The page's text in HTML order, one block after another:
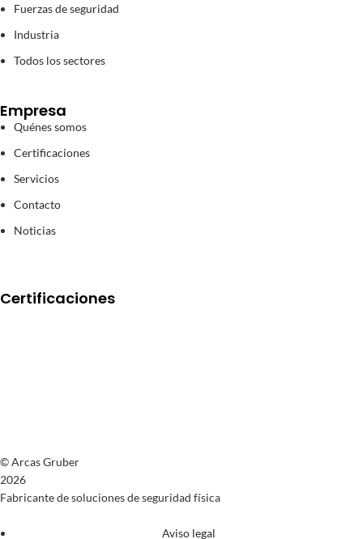
Fuerzas de seguridad
Industria
Todos los sectores
Empresa
Quénes somos
Certificaciones
Servicios
Contacto
Noticias
Certificaciones
© Arcas Gruber
2026
Fabricante de soluciones de seguridad física
Aviso legal